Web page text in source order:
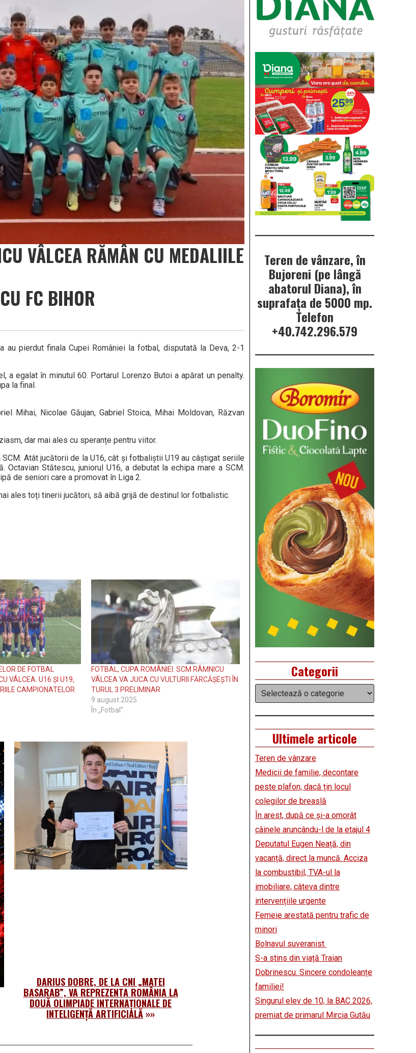
VÂLCEA RĂMÂN CU MEDALIILE
FC BIHOR
pierdut finala Cupei României la fotbal, disputată la Deva, 2-1
a egalat în minutul 60. Portarul Lorenzo Butoi a apărat un penalty.
la final.
Mihai, Nicolae Găujan, Gabriel Stoica, Mihai Moldovan, Răzvan
dar mai ales cu speranțe pentru viitor.
Atât jucătorii de la U16, cât și fotbaliștii U19 au câștigat seriile
Stătescu, juniorul U16, a debutat la echipa mare a SCM.
de seniori care a promovat în Liga 2.
ales toți tinerii jucători, să aibă grijă de destinul lor fotbalistic.
DE FOTBAL
VÂLCEA. U16 ȘI U19,
CAMPIONATELOR
FOTBAL, CUPA ROMÂNIEI. SCM RÂMNICU
VÂLCEA VA JUCA CU VULTURII FĂRCĂȘEȘTI ÎN
TURUL 3 PRELIMINAR
9 august 2025
În „Fotbal”
DARIUS DOBRE, DE LA CNI „MATEI
BASARAB”, VA REPREZENTA ROMÂNIA LA
DOUĂ OLIMPIADE INTERNAȚIONALE DE
INTELIGENȚĂ ARTIFICIALĂ »»
Teren de vânzare, în
Bujoreni (pe lângă
abatorul Diana), în
suprafața de 5000 mp.
Telefon
+40.742.296.579
Categorii
Categorii
Ultimele articole
Teren de vânzare
Medicii de familie, decontare
peste plafon, dacă țin locul
colegilor de breaslă
În arest, după ce și-a omorât
câinele aruncându-l de la etajul 4
Deputatul Eugen Neață, din
vacanță, direct la muncă. Acciza
la combustibil, TVA-ul la
imobiliare, câteva dintre
intervențiile urgente
Femeie arestată pentru trafic de
minori
Bolnavul suveranist
S-a stins din viață Traian
Dobrinescu. Sincere condoleanțe
familiei!
Singurul elev de 10, la BAC 2026,
premiat de primarul Mircia Gutău